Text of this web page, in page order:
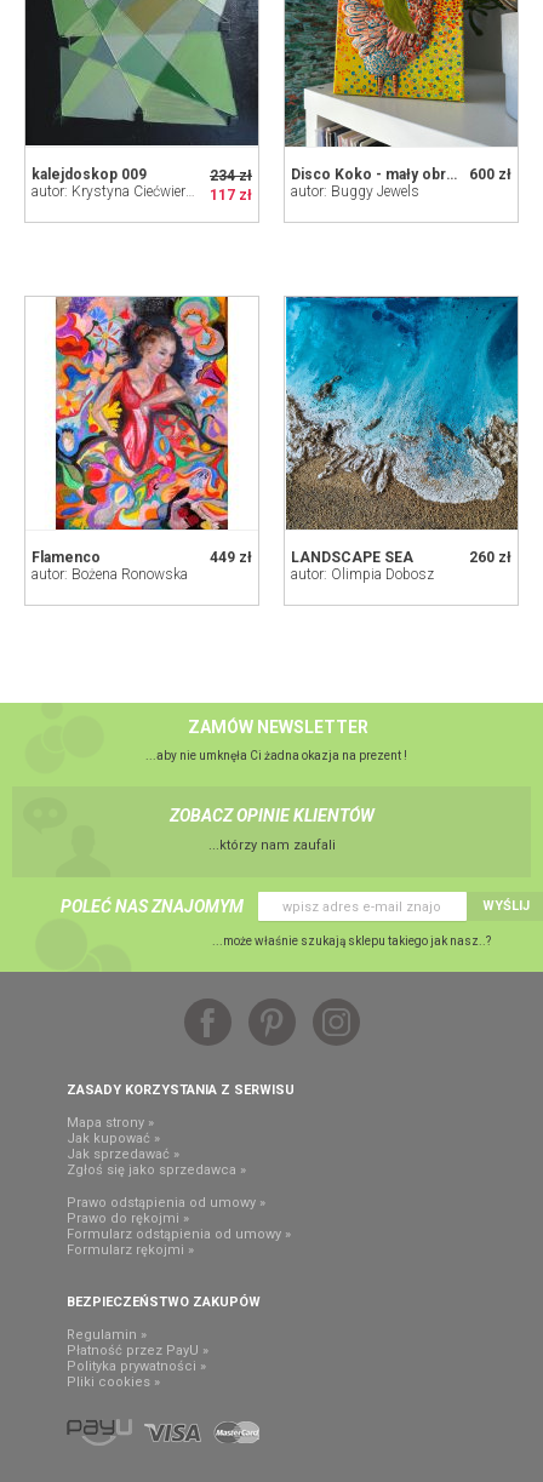
234 zł
117 zł
kalejdoskop 009
autor: Krystyna Ciećwierska
600 zł
Disco Koko - mały obraz
autor: Buggy Jewels
449 zł
Flamenco
autor: Bożena Ronowska
260 zł
LANDSCAPE SEA
autor: Olimpia Dobosz
ZAMÓW NEWSLETTER
...aby nie umknęła Ci żadna okazja na prezent !
ZOBACZ OPINIE KLIENTÓW
...którzy nam zaufali
POLEĆ NAS ZNAJOMYM WYŚLIJ
...może właśnie szukają sklepu takiego jak nasz..?
ZASADY KORZYSTANIA Z SERWISU
Mapa strony »
Jak kupować »
Jak sprzedawać »
Zgłoś się jako sprzedawca »
Prawo odstąpienia od umowy »
Prawo do rękojmi »
Formularz odstąpienia od umowy »
Formularz rękojmi »
BEZPIECZEŃSTWO ZAKUPÓW
Regulamin »
Płatność przez PayU »
Polityka prywatności »
Pliki cookies »